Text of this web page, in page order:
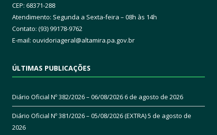
CEP: 68371-288
Atendimento: Segunda a Sexta-feira – 08h às 14h
Contato: (93) 99178-9762
E-mail: ouvidoriageral@altamira.pa.gov.br
ÚLTIMAS PUBLICAÇÕES
Diário Oficial Nº 382/2026 – 06/08/20266 de agosto de 2026
Diário Oficial Nº 381/2026 – 05/08/2026 (EXTRA)5 de agosto de
2026